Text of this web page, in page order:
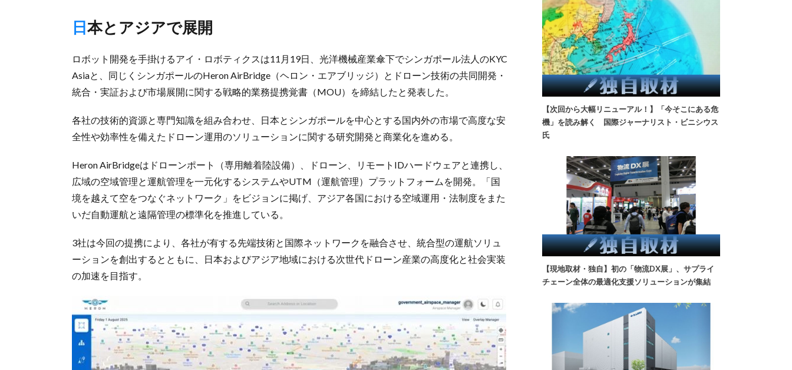
日本とアジアで展開
ロボット開発を手掛けるアイ・ロボティクスは11月19日、光洋機械産業傘下でシンガポール法人のKYC
Asiaと、同じくシンガポールのHeron AirBridge（ヘロン・エアブリッジ）とドローン技術の共同開発・
統合・実証および市場展開に関する戦略的業務提携覚書（MOU）を締結したと発表した。
各社の技術的資源と専門知識を組み合わせ、日本とシンガポールを中心とする国内外の市場で高度な安
全性や効率性を備えたドローン運用のソリューションに関する研究開発と商業化を進める。
Heron AirBridgeはドローンポート（専用離着陸設備）、ドローン、リモートIDハードウェアと連携し、
広域の空域管理と運航管理を一元化するシステムやUTM（運航管理）プラットフォームを開発。「国
境を越えて空をつなぐネットワーク」をビジョンに掲げ、アジア各国における空域運用・法制度をまた
いだ自動運航と遠隔管理の標準化を推進している。
3社は今回の提携により、各社が有する先端技術と国際ネットワークを融合させ、統合型の運航ソリュ
ーションを創出するとともに、日本およびアジア地域における次世代ドローン産業の高度化と社会実装
の加速を目指す。
【次回から大幅リニューアル！】「今そこにある危
機」を読み解く 国際ジャーナリスト・ビニシウス
氏
【現地取材・独自】初の「物流DX展」、サプライ
チェーン全体の最適化支援ソリューションが集結